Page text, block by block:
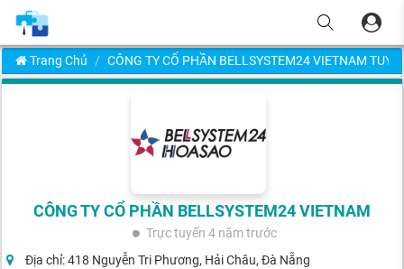
Trang Chủ CÔNG TY CỔ PHẦN BELLSYSTEM24 VIETNAM
CÔNG TY CỔ PHẦN BELLSYSTEM24 VIETNAM
Trực tuyến 4 năm trước
Địa chỉ: 418 Nguyễn Tri Phương, Hải Châu, Đà Nẵng